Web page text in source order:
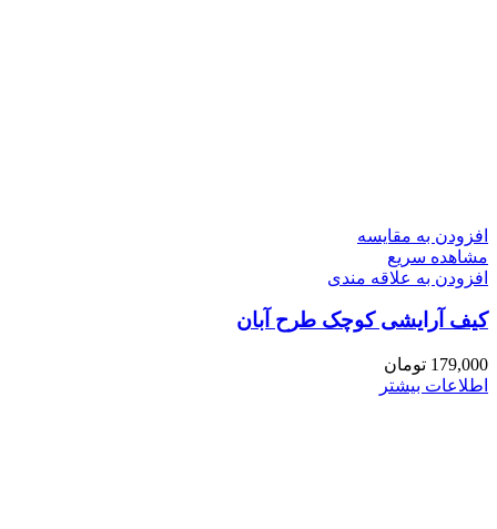
افزودن به مقایسه
مشاهده سریع
افزودن به علاقه مندی
کیف آرایشی کوچک طرح آبان
179,000 تومان
اطلاعات بیشتر